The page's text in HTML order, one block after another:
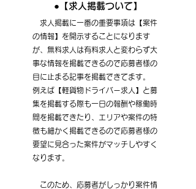
●【求人掲載ついて】
求人掲載に一番の重要事項は【案件
の情報】を開示することになります
が、無料求人は有料求人と変わらず大
事な情報を掲載できるので応募者様の
目に止まる記事を掲載できてます。
例えば【軽貨物ドライバー求人】と募
集を掲載する際も一日の報酬や稼働時
間を掲載できたり、エリアや案件の特
徴も細かく掲載できるので応募者様の
要望に見合った案件がマッチしやすく
なります。
このため、応募者がしっかり案件情